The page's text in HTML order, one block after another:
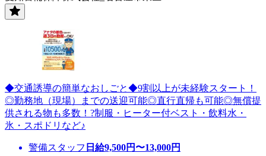
◆交通誘導の簡単なおしごと◆9割以上が未経験スタート！
◎勤務地（現場）までの送迎可能◎直行直帰も可能◎無償提
供される物も多数！?制服・ヒーター付ベスト・飲料水・
氷・スポドリなど♪
警備スタッフ 日給9,500円〜13,000円